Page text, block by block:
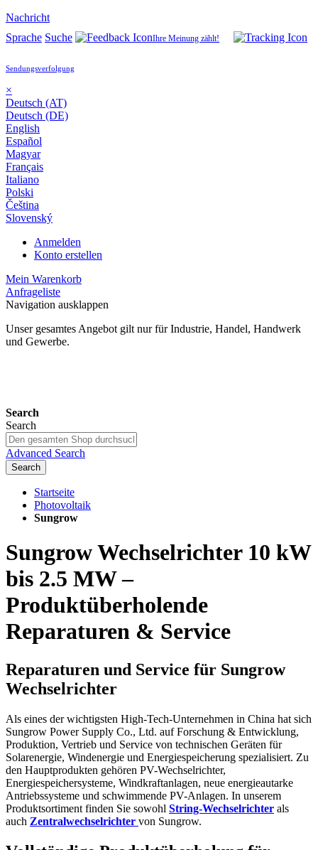
Nachricht
Sprache Suche Ihre Meinung zählt!
Sendungsverfolgung
×
Deutsch (AT)
Deutsch (DE)
English
Español
Magyar
Français
Italiano
Polski
Čeština
Slovenský
Anmelden
Konto erstellen
Mein Warenkorb
Anfrageliste
Navigation ausklappen
Unser gesamtes Angebot gilt nur für Industrie, Handel, Handwerk
und Gewerbe.
Search
Search
Advanced Search
Search
Startseite
Photovoltaik
Sungrow
Sungrow Wechselrichter 10 kW
bis 2.5 MW –
Produktüberholende
Reparaturen & Service
Reparaturen und Service für Sungrow
Wechselrichter
Als eines der wichtigsten High-Tech-Unternehmen in China hat sich
Sungrow Power Supply Co., Ltd. auf Forschung & Entwicklung,
Produktion, Vertrieb und Service von technischen Geräten für
Solarenergie, Windenergie und Energiespeicherung spezialisiert. Zu
den Hauptprodukten gehören PV-Wechselrichter,
Energiespeichersysteme, Windkraftanlagen, neue energieautarke
Antriebssysteme und schwimmende PV-Anlagen. In unserem
Produktsortiment finden Sie sowohl String-Wechselrichter als
auch Zentralwechselrichter von Sungrow.